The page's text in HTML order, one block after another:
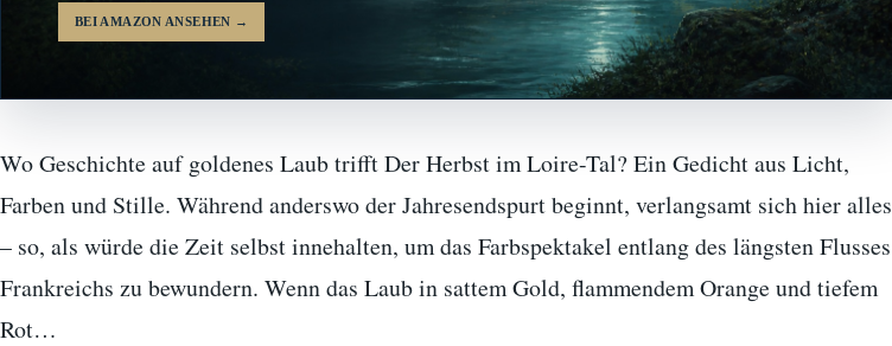
BEI AMAZON ANSEHEN →
Wo Geschichte auf goldenes Laub trifft Der Herbst im Loire-Tal? Ein Gedicht aus Licht,
Farben und Stille. Während anderswo der Jahresendspurt beginnt, verlangsamt sich hier alles
– so, als würde die Zeit selbst innehalten, um das Farbspektakel entlang des längsten Flusses
Frankreichs zu bewundern. Wenn das Laub in sattem Gold, flammendem Orange und tiefem
Rot…